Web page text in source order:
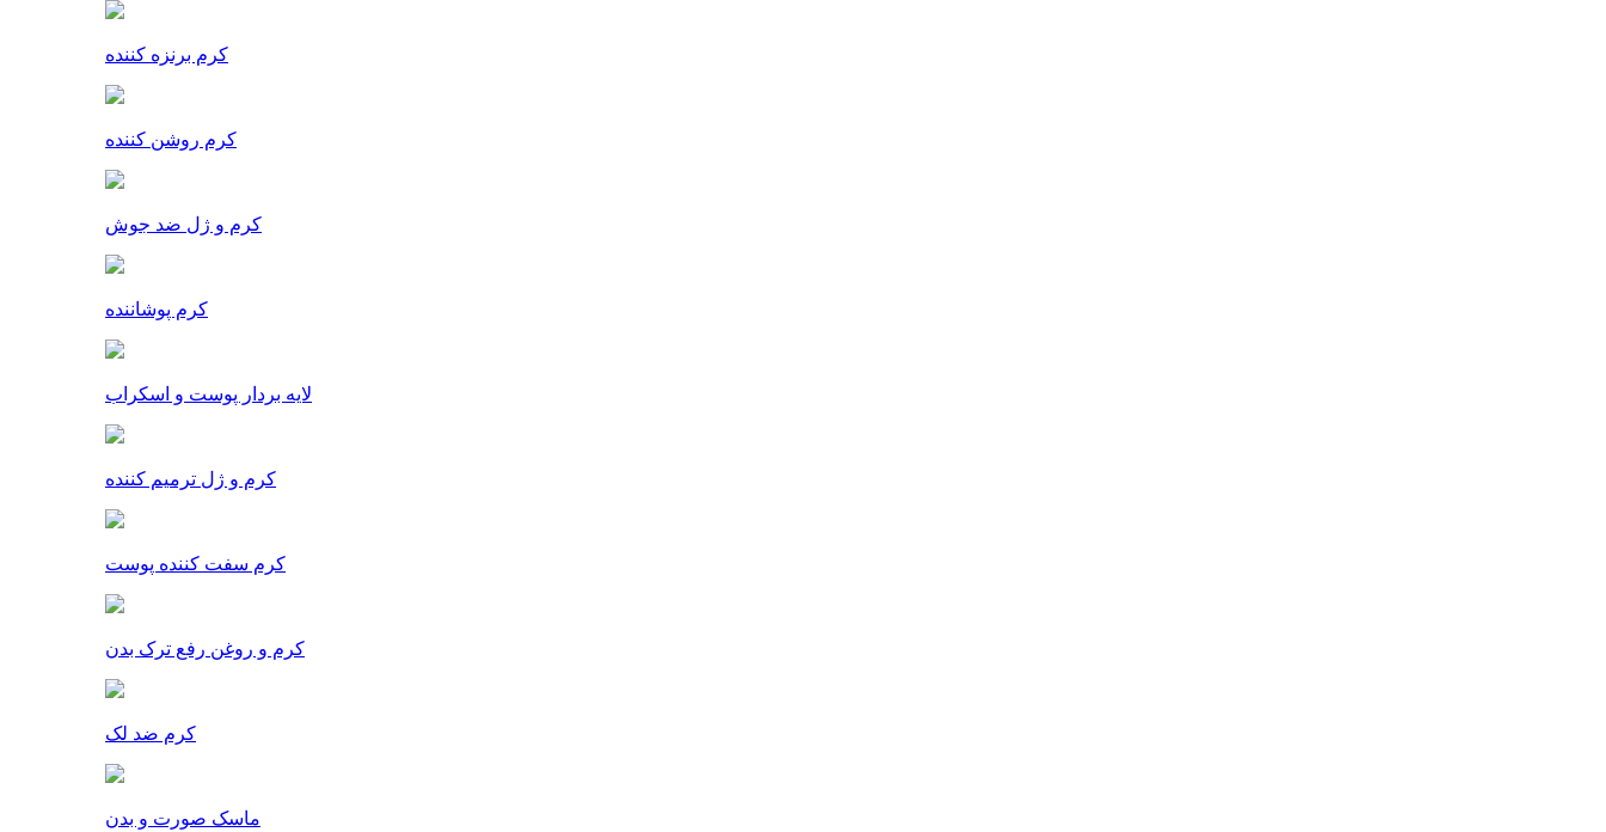
کرم برنزه کننده
کرم روشن کننده
کرم و ژل ضد جوش
کرم پوشاننده
لایه بردار پوست و اسکراب
کرم و ژل ترمیم کننده
کرم سفت کننده پوست
کرم و روغن رفع ترک بدن
کرم ضد لک
ماسک صورت و بدن